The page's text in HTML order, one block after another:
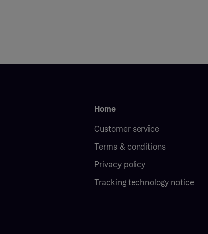
Home
Customer service
Terms & conditions
Privacy policy
Tracking technology notice